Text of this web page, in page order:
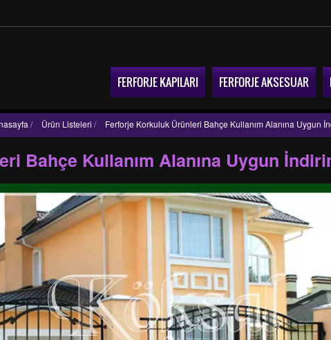
FERFORJE KAPILARI FERFORJE AKSESUAR
/ Ürün Listeleri / Ferforje Korkuluk Ürünleri Bahçe Kullanım Alanına Uygun
Bahçe Kullanım Alanına Uygun